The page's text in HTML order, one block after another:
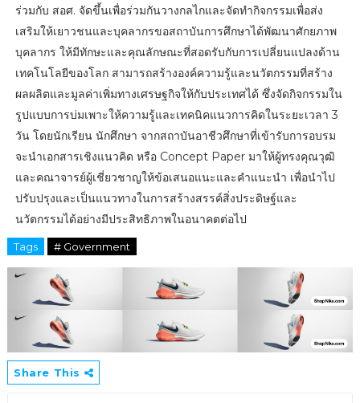
ร่วมกับ สอศ. จัดขึ้นเพื่อร่วมกันวางกลไกและจัดทำกิจกรรมเพื่อส่ง
เสริมให้เยาวชนและบุคลากรขอสถาบันการศึกษาได้พัฒนาศักยภาพ
บุคลากร ให้มีทักษะและคุณลักษณะที่สอดรับกับการเปลี่ยนแปลงด้าน
เทคโนโลยีของโลก สามารถสร้างองค์ความรู้และนวัตกรรมที่สร้าง
ผลผลิตและมูลค่าเพิ่มทางเศรษฐกิจให้กับประเทศได้ ซึ่งจัดกิจกรรมใน
รูปแบบการบ่มเพาะให้ความรู้และเทคนิคแนวการคิดในระยะเวลา 3
วัน โดยนักเรียน นักศึกษา จากสถาบันอาชีวศึกษาที่เข้ารับการอบรม
จะนำเอกสารเชิงแนวคิด หรือ Concept Paper มาให้ผู้ทรงคุณวุฒิ
และคณาจารย์ผู้เชี่ยวชาญให้ข้อเสนอแนะและคำแนะนำ เพื่อนำไป
ปรับปรุงและเป็นแนวทางในการสร้างสรรค์สิ่งประดิษฐ์และ
นวัตกรรมได้อย่างมีประสิทธิภาพในอนาคตต่อไป
Tags # Government
Share This